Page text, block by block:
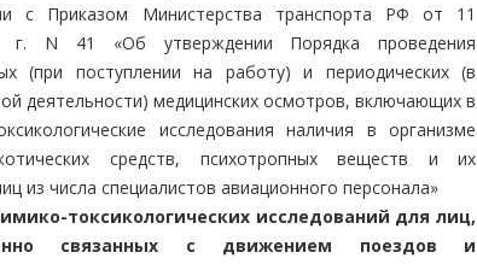
с Приказом Министерства транспорта РФ от 11
г. N 41 «Об утверждении Порядка проведения
(при поступлении на работу) и периодических (в
деятельности) медицинских осмотров, включающих в
исследования наличия в организме
средств, психотропных веществ и их
из числа специалистов авиационного персонала»
токсикологических исследований для лиц,
связанных с движением поездов и